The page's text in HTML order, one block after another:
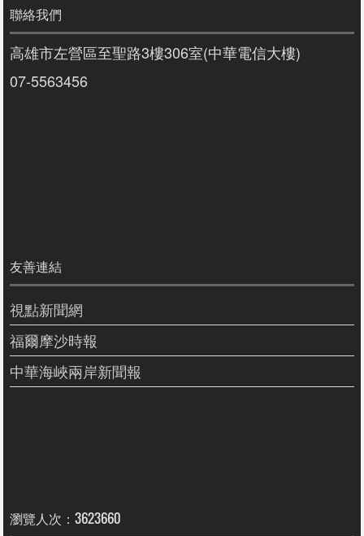
聯絡我們
高雄市左營區至聖路3樓306室(中華電信大樓)
07-5563456
友善連結
視點新聞網
福爾摩沙時報
中華海峽兩岸新聞報
瀏覽人次：3623660